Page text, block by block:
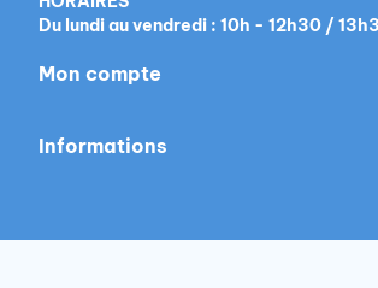
Du lundi au vendredi : 10h - 12h30 /
Mon compte
Informations